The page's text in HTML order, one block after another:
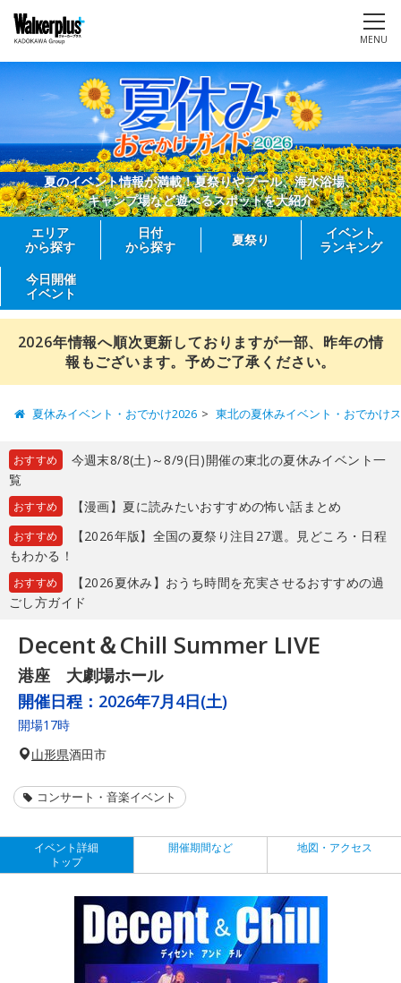
MENU
夏のイベント情報が満載！夏祭りやプール、海水浴場、
キャンプ場など遊べるスポットを大紹介
エリア
から探す
日付
から探す
夏祭り
イベント
ランキング
今日開催
イベント
2026年情報へ順次更新しておりますが一部、昨年の情
報もございます。予めご了承ください。
夏休みイベント・おでかけ2026 東北の夏休みイベント・おでかけ
おすすめ
今週末8/8(土)～8/9(日)開催の東北の夏休みイベント一
覧
おすすめ 【漫画】夏に読みたいおすすめの怖い話まとめ
おすすめ
【2026年版】全国の夏祭り注目27選。見どころ・日程
もわかる！
おすすめ
【2026夏休み】おうち時間を充実させるおすすめの過
ごし方ガイド
Decent＆Chill Summer LIVE
港座 大劇場ホール
開催日程： 2026年7月4日(土)
開場17時
山形県酒田市
コンサート・音楽イベント
イベント詳細
トップ
開催期間など 地図・アクセス